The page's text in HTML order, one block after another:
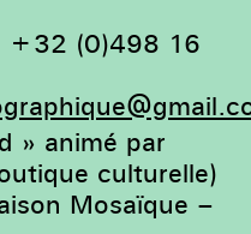
+32 (0)498 16
» animé par
culturelle)
Mosaïque –